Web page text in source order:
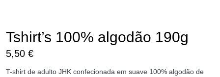
Tshirt’s 100% algodão 190g
5,50 €
T-shirt de adulto JHK confecionada em suave 100% algodão de